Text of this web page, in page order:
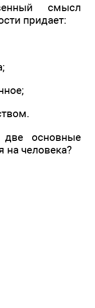
смысл
придает:
основные
на человека?